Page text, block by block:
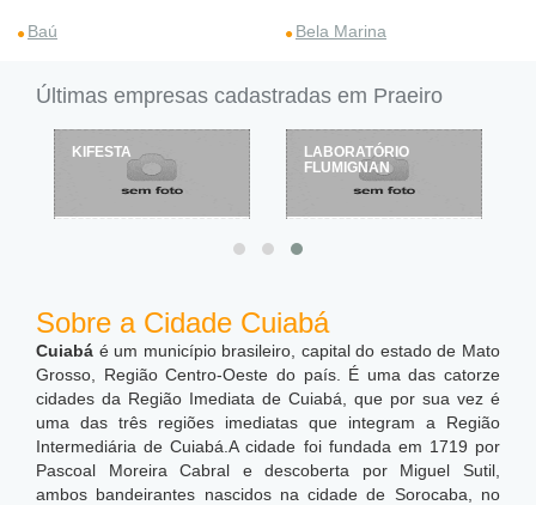
Baú Bela Marina
Últimas empresas cadastradas em Praeiro
KIFESTA
LABORATÓRIO
FLUMIGNAN
Sobre a Cidade Cuiabá
Cuiabá é um município brasileiro, capital do estado de Mato
Grosso, Região Centro-Oeste do país. É uma das catorze
cidades da Região Imediata de Cuiabá, que por sua vez é
uma das três regiões imediatas que integram a Região
Intermediária de Cuiabá.A cidade foi fundada em 1719 por
Pascoal Moreira Cabral e descoberta por Miguel Sutil,
ambos bandeirantes nascidos na cidade de Sorocaba, no